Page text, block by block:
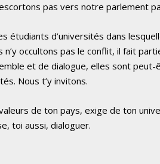
pas vers notre parlement
étudiants d’universités dans
n’y occultons pas le conflit, il fait
et de dialogue, elles sont
Nous t’y invitons.
de ton pays, exige de ton
toi aussi, dialoguer.